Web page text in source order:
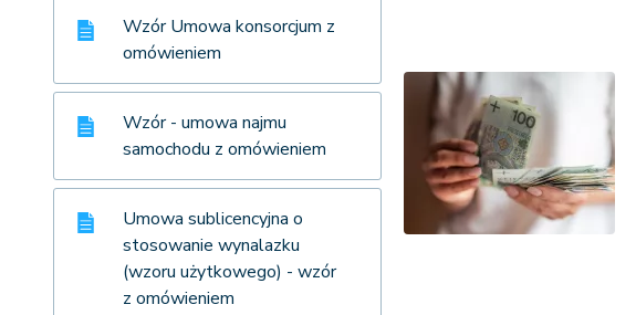
Wzór Umowa konsorcjum z
omówieniem
Wzór - umowa najmu
samochodu z omówieniem
Umowa sublicencyjna o
stosowanie wynalazku
(wzoru użytkowego) - wzór
z omówieniem